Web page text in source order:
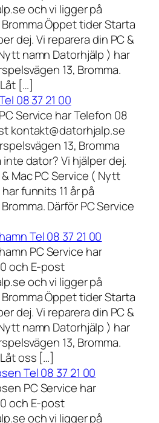
och vi ligger på
Öppet tider Starta
dej. Vi reparera din PC &
namn Datorhjälp ) har
13, Bromma.
[…]
08 37 21 00
Service har Telefon 08
kontakt@datorhjalp.se
13, Bromma
dator? Vi hjälper dej.
Mac PC Service ( Nytt
funnits 11 år på
Därför PC Service
Tel 08 37 21 00
PC Service har
och E-post
och vi ligger på
Öppet tider Starta
dej. Vi reparera din PC &
namn Datorhjälp ) har
13, Bromma.
oss […]
Tel 08 37 21 00
PC Service har
och E-post
och vi ligger på